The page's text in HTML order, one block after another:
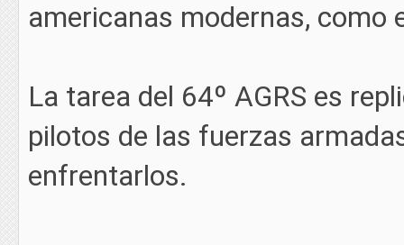
americanas modernas, como
La tarea del 64º AGRS es
pilotos de las fuerzas
enfrentarlos.